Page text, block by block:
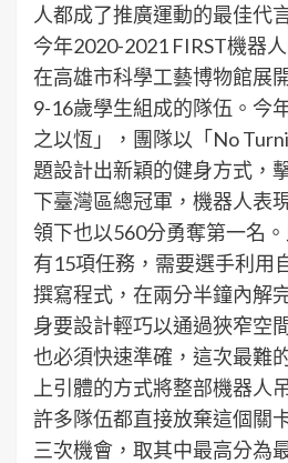
人都成了推廣運動的最佳代
今年2020-2021 FIRST機器
在高雄市科學工藝博物館展
9-16歲學生組成的隊伍。今
之以恆」，團隊以「No
題設計出新穎的健身方式，
下臺灣區總冠軍，機器人表
領下也以560分勇奪第一名
有15項任務，需要選手利用
撰寫程式，在兩分半鐘內解
身要設計輕巧以通過狹窄空
也必須快速準確，這次最難
上引體的方式將整部機器人
許多隊伍都直接放棄這個關
三次機會，取其中最高分為